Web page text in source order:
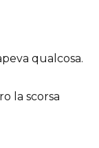
qualcosa.
la scorsa